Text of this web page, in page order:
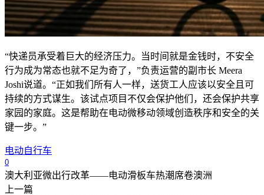
“快递员承受着巨大的经济压力。当时间就是金钱时，不安全
行为成为常态也就不足为奇了，”负责运营的副市长 Meera
Joshi说道。“正如我们所有人一样，送货工人应该以安全且可
持续的方式谋生。该试点项目不仅会保护他们，还会保护共享
家园的家庭。这是帮助在电动微移动领域创造秩序和安全的关
键一步。”
电动自行车
0
澳大利亚微出行改革——电动滑板车热潮席卷澳洲
上一篇